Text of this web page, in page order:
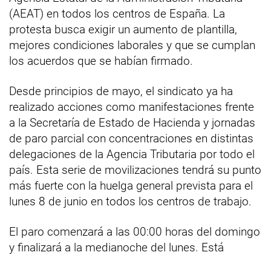
(AEAT) en todos los centros de España. La
protesta busca exigir un aumento de plantilla,
mejores condiciones laborales y que se cumplan
los acuerdos que se habían firmado.
Desde principios de mayo, el sindicato ya ha
realizado acciones como manifestaciones frente
a la Secretaría de Estado de Hacienda y jornadas
de paro parcial con concentraciones en distintas
delegaciones de la Agencia Tributaria por todo el
país. Esta serie de movilizaciones tendrá su punto
más fuerte con la huelga general prevista para el
lunes 8 de junio en todos los centros de trabajo.
El paro comenzará a las 00:00 horas del domingo
y finalizará a la medianoche del lunes. Está